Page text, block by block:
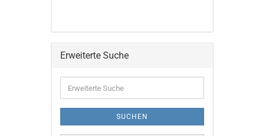
Erweiterte Suche
Suche
SUCHEN